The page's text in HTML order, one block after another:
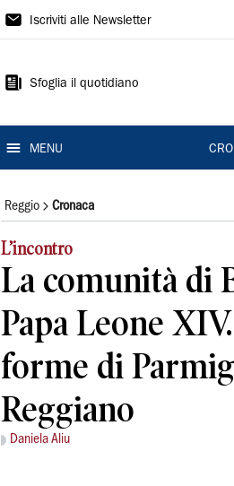
Gazzetta
Reggio
Iscriviti alle Newsletter
Sfoglia il quotidiano
MENU
Reggio Cronaca
L’incontro
La comunità di
Papa Leone
forme di
Reggiano
Daniela Aliu